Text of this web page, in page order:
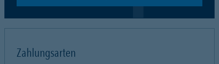
Zahlungsarten